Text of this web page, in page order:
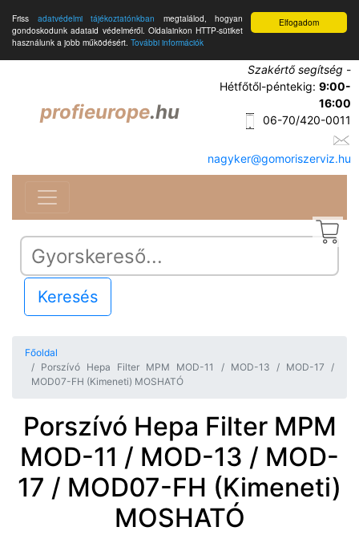
Elfogadom
Friss adatvédelmi tájékoztatónkban megtalálod, hogyan
gondoskodunk adataid védelméről. Oldalainkon HTTP-sütiket
használunk a jobb működésért. További információk
profieurope.hu
Szakértő segítség -
Hétfőtől-péntekig: 9:00-
16:00
06-70/420-0011
nagyker@gomoriszerviz.hu
Keresés
Főoldal
Porszívó Hepa Filter MPM MOD-11 / MOD-13 / MOD-17 /
MOD07-FH (Kimeneti) MOSHATÓ
Porszívó Hepa Filter MPM
MOD-11 / MOD-13 / MOD-
17 / MOD07-FH (Kimeneti)
MOSHATÓ